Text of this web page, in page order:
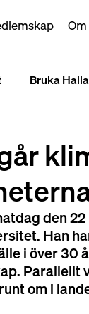
Bruka
den
Han
i över 30
Parallellt
om i